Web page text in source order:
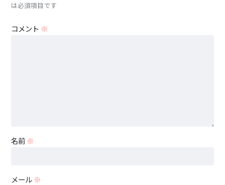
は必須項目です
コメント ※
名前 ※
メール ※